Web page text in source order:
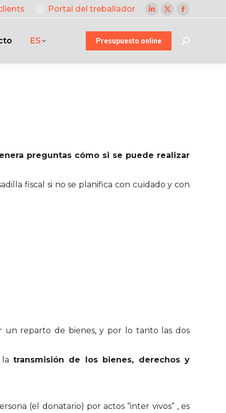
Portal del treballador
Linkedin
opens
X
opens
Facebook
opens
ES Presupuesto online Buscar:
preguntas cómo si se puede realizar
fiscal si no se planifica con cuidado y con
un reparto de bienes, y por lo tanto las dos
latransmisión de los bienes, derechos y
(el donatario) por actos “inter vivos” , es